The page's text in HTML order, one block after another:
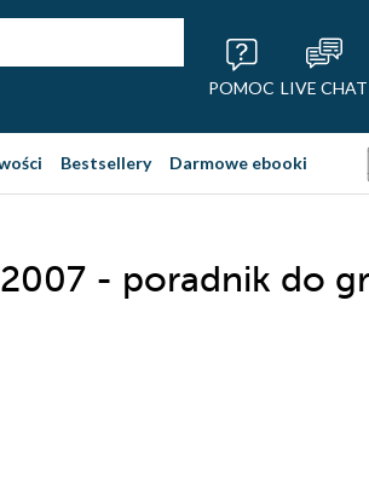
POMOC LIVE CHAT
Bestsellery Darmowe ebooki
- poradnik do